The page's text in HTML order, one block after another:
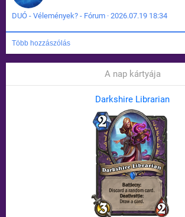
DUÓ - Vélemények? - Fórum · 2026.07.19 18:34
Több hozzászólás
A nap kártyája
Darkshire Librarian